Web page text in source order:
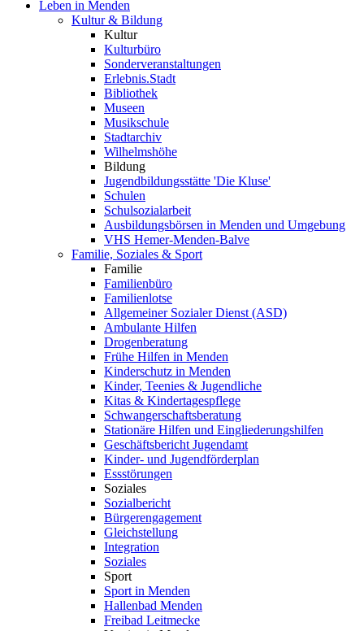
Leben in Menden
Kultur & Bildung
Kultur
Kulturbüro
Sonderveranstaltungen
Erlebnis.Stadt
Bibliothek
Museen
Musikschule
Stadtarchiv
Wilhelmshöhe
Bildung
Jugendbildungsstätte 'Die Kluse'
Schulen
Schulsozialarbeit
Ausbildungsbörsen in Menden und Umgebung
VHS Hemer-Menden-Balve
Familie, Soziales & Sport
Familie
Familienbüro
Familienlotse
Allgemeiner Sozialer Dienst (ASD)
Ambulante Hilfen
Drogenberatung
Frühe Hilfen in Menden
Kinderschutz in Menden
Kinder, Teenies & Jugendliche
Kitas & Kindertagespflege
Schwangerschaftsberatung
Stationäre Hilfen und Eingliederungshilfen
Geschäftsbericht Jugendamt
Kinder- und Jugendförderplan
Essstörungen
Soziales
Sozialbericht
Bürgerengagement
Gleichstellung
Integration
Soziales
Sport
Sport in Menden
Hallenbad Menden
Freibad Leitmecke